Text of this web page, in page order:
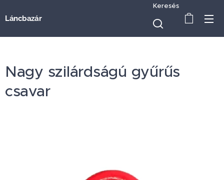
Láncbazár
Keresés
Nagy szilárdságú gyűrűs
csavar